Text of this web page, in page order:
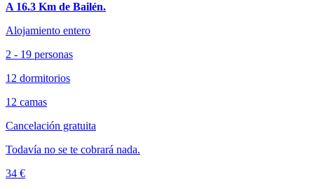
A 16.3 Km de Bailén.
Alojamiento entero
2 - 19 personas
12 dormitorios
12 camas
Cancelación gratuita
Todavía no se te cobrará nada.
34 €